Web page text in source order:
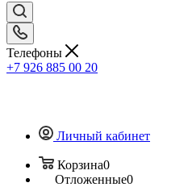
Телефоны
+7 926 885 00 20
Личный кабинет
Корзина0
Отложенные0